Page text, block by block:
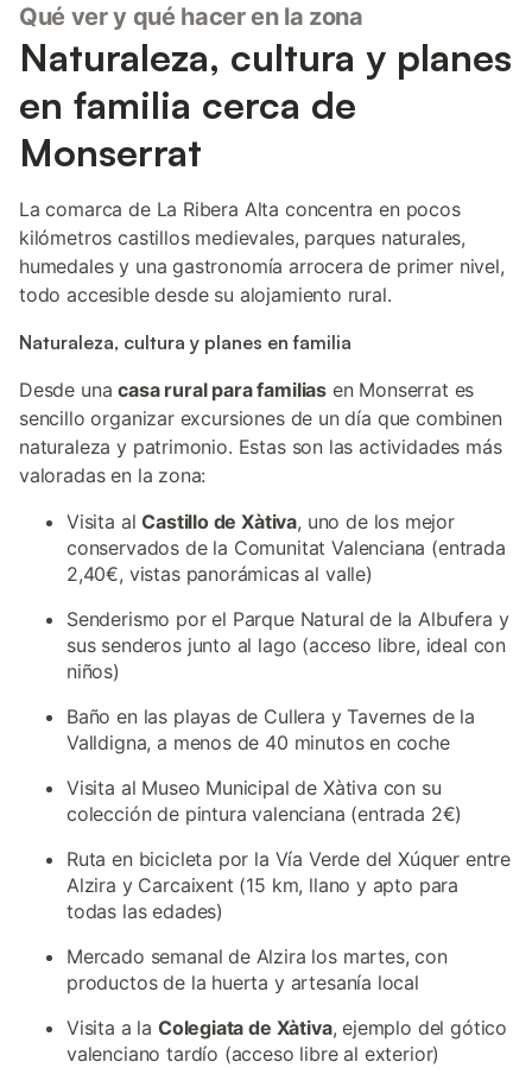
Qué ver y qué hacer en la zona
Naturaleza, cultura y planes
en familia cerca de
Monserrat
La comarca de La Ribera Alta concentra en pocos
kilómetros castillos medievales, parques naturales,
humedales y una gastronomía arrocera de primer nivel,
todo accesible desde su alojamiento rural.
Naturaleza, cultura y planes en familia
Desde unacasa rural para familias en Monserrat es
sencillo organizar excursiones de un día que combinen
naturaleza y patrimonio. Estas son las actividades más
valoradas en la zona:
Visita alCastillo de Xàtiva, uno de los mejor
conservados de la Comunitat Valenciana (entrada
2,40€, vistas panorámicas al valle)
Senderismo por el Parque Natural de la Albufera y
sus senderos junto al lago (acceso libre, ideal con
niños)
Baño en las playas de Cullera y Tavernes de la
Valldigna, a menos de 40 minutos en coche
Visita al Museo Municipal de Xàtiva con su
colección de pintura valenciana (entrada 2€)
Ruta en bicicleta por la Vía Verde del Xúquer entre
Alzira y Carcaixent (15 km, llano y apto para
todas las edades)
Mercado semanal de Alzira los martes, con
productos de la huerta y artesanía local
Visita a la Colegiata de Xàtiva, ejemplo del gótico
valenciano tardío (acceso libre al exterior)